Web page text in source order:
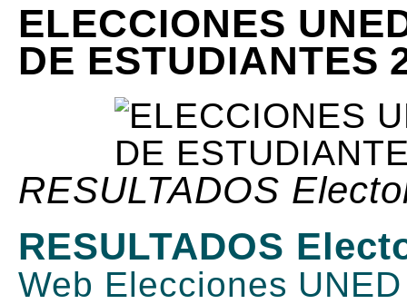
ELECCIONES
DE ESTUDIANTES
RESULTADOS
RESULTADOS
Web Elecciones